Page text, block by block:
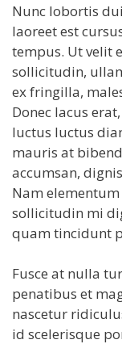
Nunc lobortis
laoreet est
tempus. Ut velit
sollicitudin,
ex fringilla,
Donec lacus
luctus luctus
mauris at
accumsan,
Nam
sollicitudin mi
quam tincidunt
Fusce at nulla
penatibus et
nascetur
id scelerisque